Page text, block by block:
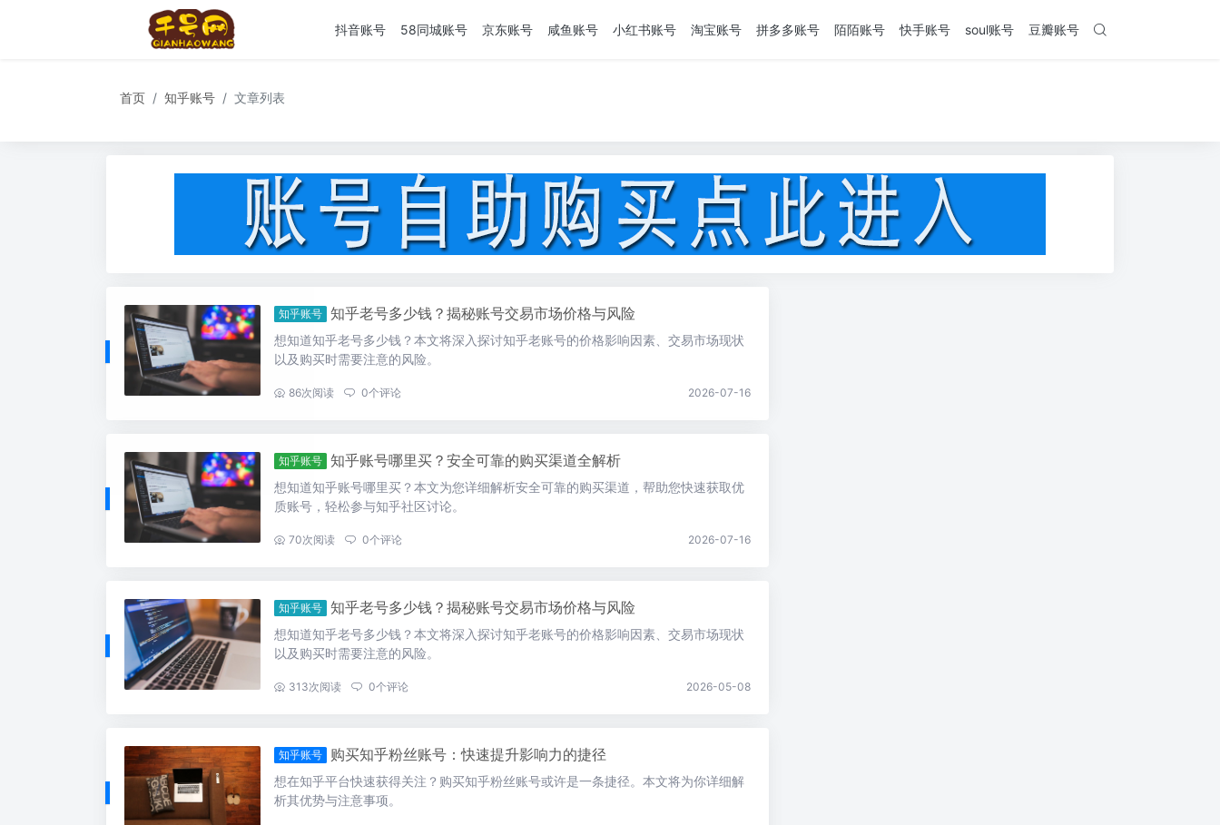
抖音账号 58同城账号 京东账号 咸鱼账号 小红书账号 淘宝账号 拼多多账号 陌陌账号 快手账号 soul账号 豆瓣账号
首页 知乎账号 文章列表
知乎账号 知乎老号多少钱？揭秘账号交易市场价格与风险
想知道知乎老号多少钱？本文将深入探讨知乎老账号的价格影响因素、交易市场现状
以及购买时需要注意的风险。
... 86次阅读 0个评论 2026-07-16
知乎账号 知乎账号哪里买？安全可靠的购买渠道全解析
想知道知乎账号哪里买？本文为您详细解析安全可靠的购买渠道，帮助您快速获取优
质账号，轻松参与知乎社区讨论。
... 70次阅读 0个评论 2026-07-16
知乎账号 知乎老号多少钱？揭秘账号交易市场价格与风险
想知道知乎老号多少钱？本文将深入探讨知乎老账号的价格影响因素、交易市场现状
以及购买时需要注意的风险。
... 313次阅读 0个评论 2026-05-08
知乎账号 购买知乎粉丝账号：快速提升影响力的捷径
想在知乎平台快速获得关注？购买知乎粉丝账号或许是一条捷径。本文将为你详细解
析其优势与注意事项。